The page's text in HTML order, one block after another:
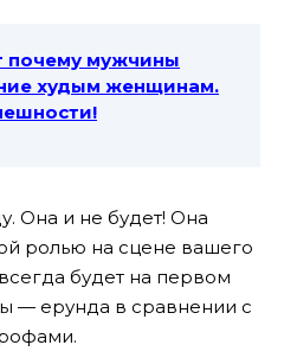
почему мужчины
худым женщинам.
Она и не будет! Она
ролью на сцене вашего
будет на первом
— ерунда в сравнении с